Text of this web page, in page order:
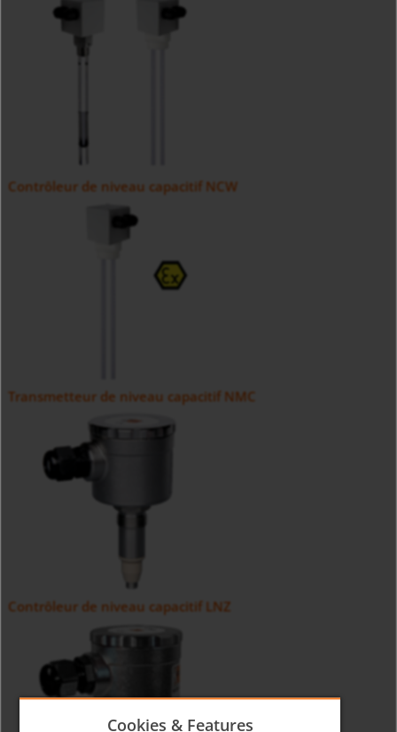
Contrôleur de niveau capacitif NCW
Transmetteur de niveau capacitif NMC
Contrôleur de niveau capacitif LNZ
Cookies & Features